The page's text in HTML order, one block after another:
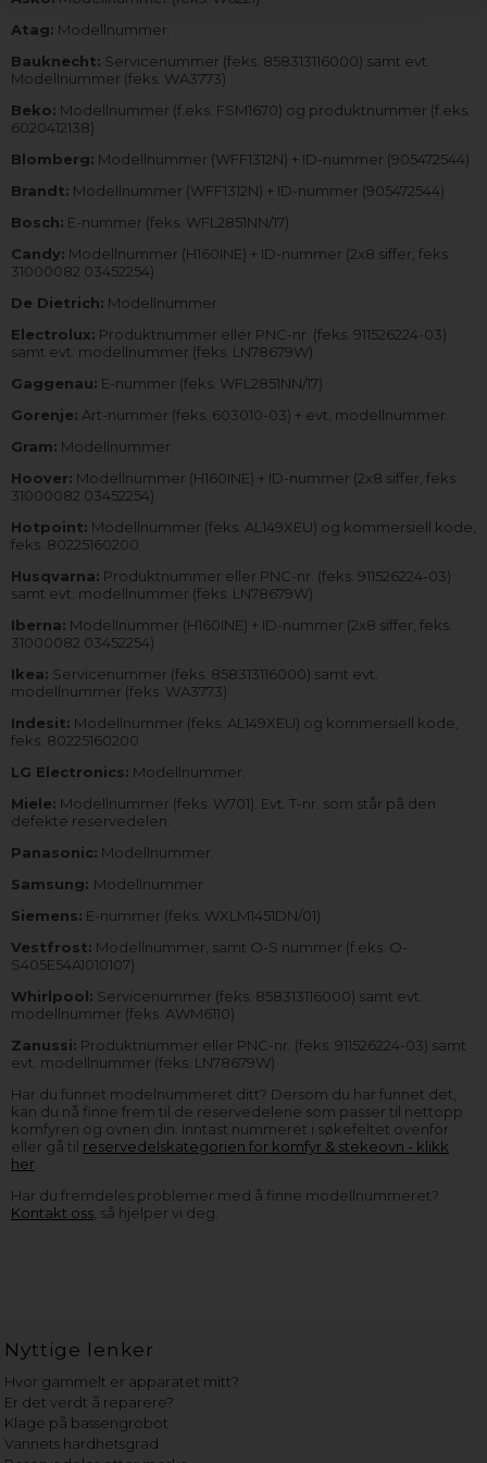
Atag: Modellnummer.
Bauknecht: Servicenummer (feks. 858313116000) samt evt.
Modellnummer (feks. WA3773)
Beko: Modellnummer (f.eks. FSM1670) og produktnummer (f.eks.
6020412138)
Blomberg: Modellnummer (WFF1312N) + ID-nummer (905472544)
Brandt: Modellnummer (WFF1312N) + ID-nummer (905472544)
Bosch: E-nummer (feks. WFL2851NN/17)
Candy: Modellnummer (H160INE) + ID-nummer (2x8 siffer, feks.
31000082 03452254)
De Dietrich: Modellnummer.
Electrolux: Produktnummer eller PNC-nr. (feks. 911526224-03)
samt evt. modellnummer (feks. LN78679W)
Gaggenau: E-nummer (feks. WFL2851NN/17)
Gorenje: Art-nummer (feks. 603010-03) + evt, modellnummer.
Gram: Modellnummer.
Hoover: Modellnummer (H160INE) + ID-nummer (2x8 siffer, feks.
31000082 03452254)
Hotpoint: Modellnummer (feks. AL149XEU) og kommersiell kode,
feks. 80225160200
Husqvarna: Produktnummer eller PNC-nr. (feks. 911526224-03)
samt evt. modellnummer (feks. LN78679W)
Iberna: Modellnummer (H160INE) + ID-nummer (2x8 siffer, feks.
31000082 03452254)
Ikea: Servicenummer (feks. 858313116000) samt evt.
modellnummer (feks. WA3773)
Indesit: Modellnummer (feks. AL149XEU) og kommersiell kode,
feks. 80225160200
LG Electronics: Modellnummer.
Miele: Modellnummer (feks. W701). Evt. T-nr. som står på den
defekte reservedelen.
Panasonic: Modellnummer.
Samsung: Modellnummer.
Siemens: E-nummer (feks. WXLM1451DN/01)
Vestfrost: Modellnummer, samt O-S nummer (f.eks. O-
S405E54A1010107)
Whirlpool: Servicenummer (feks. 858313116000) samt evt.
modellnummer (feks. AWM6110)
Zanussi: Produktnummer eller PNC-nr. (feks. 911526224-03) samt
evt. modellnummer (feks. LN78679W)
Har du funnet modelnummeret ditt? Dersom du har funnet det,
kan du nå finne frem til de reservedelene som passer til nettopp
komfyren og ovnen din. Inntast nummeret i søkefeltet ovenfor
eller gå til reservedelskategorien for komfyr & stekeovn - klikk
her.
Har du fremdeles problemer med å finne modellnummeret?
Kontakt oss, så hjelper vi deg.
Nyttige lenker
Hvor gammelt er apparatet mitt?
Er det verdt å reparere?
Klage på bassengrobot
Vannets hardhetsgrad